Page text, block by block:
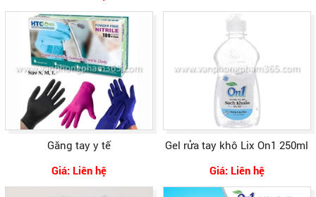
Găng tay y tế
Giá: Liên hệ
Gel rửa tay khô Lix On1 250ml
Giá: Liên hệ